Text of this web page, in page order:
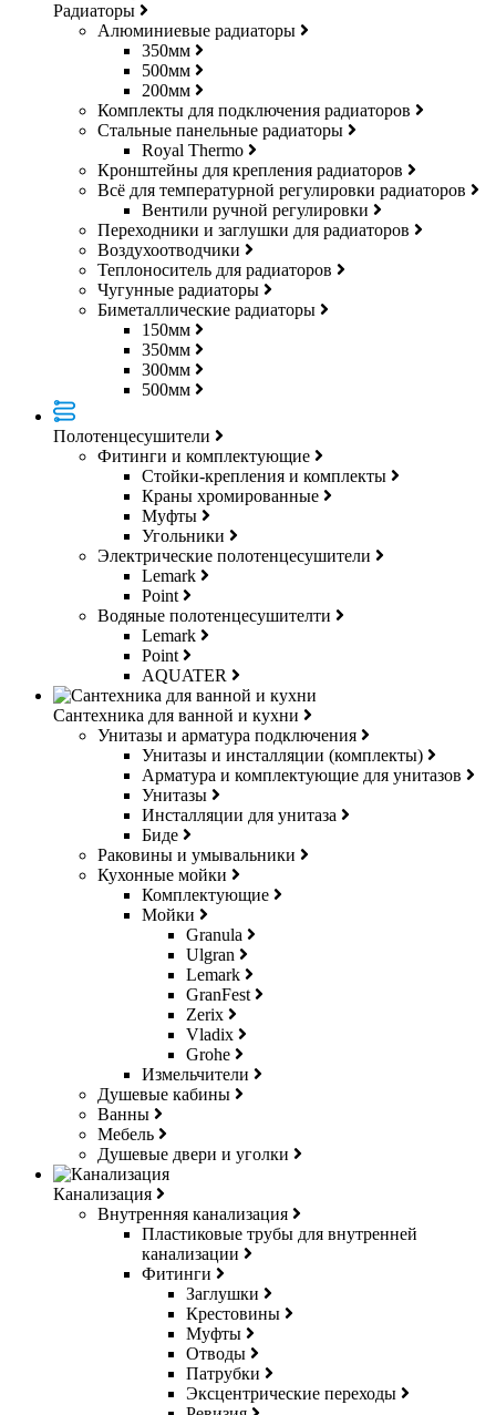
Радиаторы
Алюминиевые радиаторы
350мм
500мм
200мм
Комплекты для подключения радиаторов
Стальные панельные радиаторы
Royal Thermo
Кронштейны для крепления радиаторов
Всё для температурной регулировки радиаторов
Вентили ручной регулировки
Переходники и заглушки для радиаторов
Воздухоотводчики
Теплоноситель для радиаторов
Чугунные радиаторы
Биметаллические радиаторы
150мм
350мм
300мм
500мм
Полотенцесушители
Фитинги и комплектующие
Стойки-крепления и комплекты
Краны хромированные
Муфты
Угольники
Электрические полотенцесушители
Lemark
Point
Водяные полотенцесушителти
Lemark
Point
AQUATER
Сантехника для ванной и кухни
Унитазы и арматура подключения
Унитазы и инсталляции (комплекты)
Арматура и комплектующие для унитазов
Унитазы
Инсталляции для унитаза
Биде
Раковины и умывальники
Кухонные мойки
Комплектующие
Мойки
Granula
Ulgran
Lemark
GranFest
Zerix
Vladix
Grohe
Измельчители
Душевые кабины
Ванны
Мебель
Душевые двери и уголки
Канализация
Внутренняя канализация
Пластиковые трубы для внутренней
канализации
Фитинги
Заглушки
Крестовины
Муфты
Отводы
Патрубки
Эксцентрические переходы